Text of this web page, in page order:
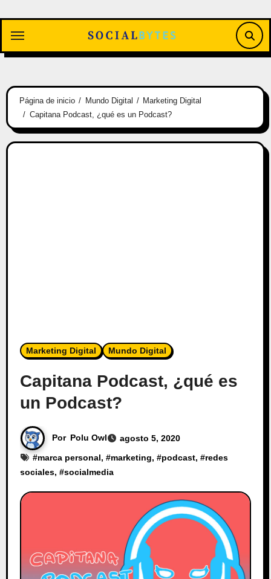
contenido
Página de inicio Mundo Digital
Marketing Digital
Capitana Podcast, ¿qué es un Podcast?
Marketing Digital Mundo Digital
Capitana Podcast, ¿qué es
un Podcast?
Por Polu Owl
agosto 5, 2020
#marca personal, #marketing, #podcast, #redes
sociales, #socialmedia